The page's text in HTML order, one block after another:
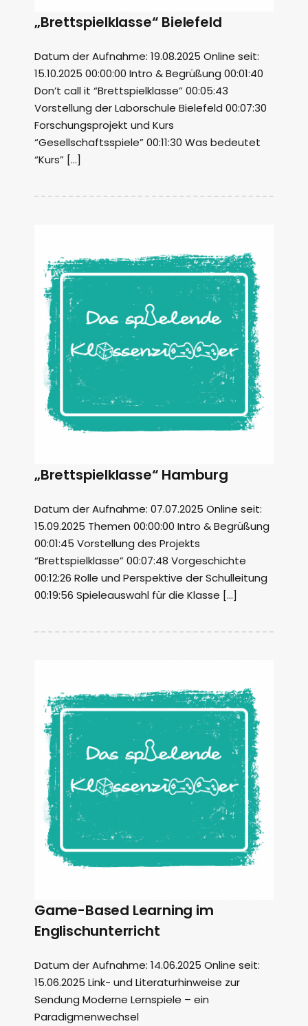
„Brettspielklasse“ Bielefeld
Datum der Aufnahme: 19.08.2025 Online seit:
15.10.2025 00:00:00 Intro & Begrüßung 00:01:40
Don’t call it “Brettspielklasse” 00:05:43
Vorstellung der Laborschule Bielefeld 00:07:30
Forschungsprojekt und Kurs
“Gesellschaftsspiele” 00:11:30 Was bedeutet
“Kurs” […]
„Brettspielklasse“ Hamburg
Datum der Aufnahme: 07.07.2025 Online seit:
15.09.2025 Themen 00:00:00 Intro & Begrüßung
00:01:45 Vorstellung des Projekts
“Brettspielklasse” 00:07:48 Vorgeschichte
00:12:26 Rolle und Perspektive der Schulleitung
00:19:56 Spieleauswahl für die Klasse […]
Game-Based Learning im
Englischunterricht
Datum der Aufnahme: 14.06.2025 Online seit:
15.06.2025 Link- und Literaturhinweise zur
Sendung Moderne Lernspiele – ein
Paradigmenwechsel